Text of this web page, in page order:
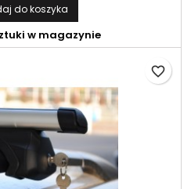
do koszyka
w magazynie
favorite_border